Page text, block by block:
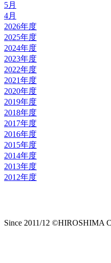
5月
4月
2026年度
2025年度
2024年度
2023年度
2022年度
2021年度
2020年度
2019年度
2018年度
2017年度
2016年度
2015年度
2014年度
2013年度
2012年度
Since 2011/12 ©HIROSHIMA